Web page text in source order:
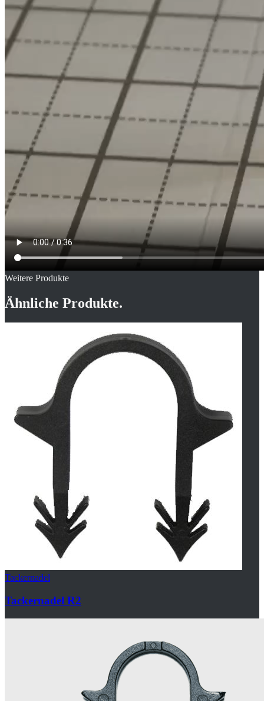
Weitere Produkte
Ähnliche Produkte.
Tackernadel
Tackernadel R2